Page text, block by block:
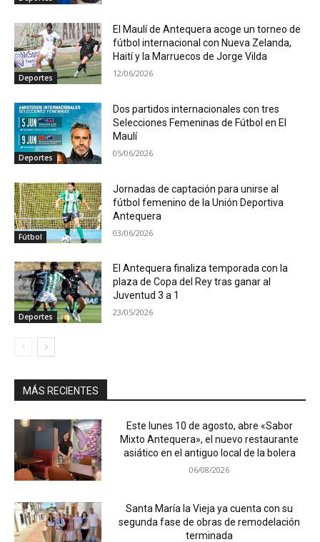
Deportes
El Maulí de Antequera acoge un torneo de
fútbol internacional con Nueva Zelanda,
Haití y la Marruecos de Jorge Vilda
12/06/2026
Deportes
Dos partidos internacionales con tres
Selecciones Femeninas de Fútbol en El
Maulí
05/06/2026
Fútbol
Jornadas de captación para unirse al
fútbol femenino de la Unión Deportiva
Antequera
03/06/2026
Deportes
El Antequera finaliza temporada con la
plaza de Copa del Rey tras ganar al
Juventud 3 a 1
23/05/2026
MÁS RECIENTES
Este lunes 10 de agosto, abre «Sabor
Mixto Antequera», el nuevo restaurante
asiático en el antiguo local de la bolera
06/08/2026
Santa María la Vieja ya cuenta con su
segunda fase de obras de remodelación
terminada